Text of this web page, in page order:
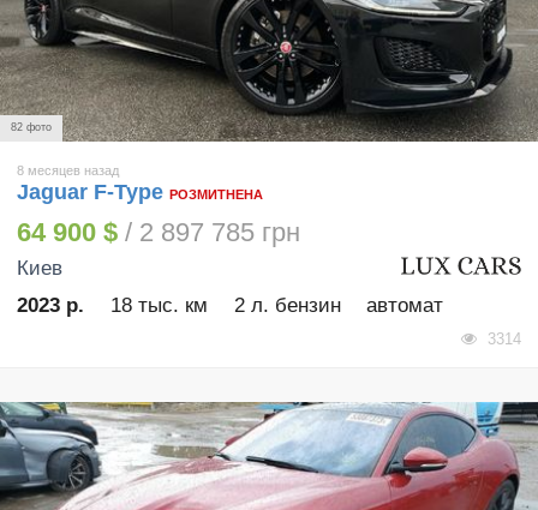
82 фото
8 месяцев назад
Jaguar F-Type РОЗМИТНЕНА
64 900 $ / 2 897 785 грн
Киев
2023 р.
18 тыс. км 2 л. бензин автомат
3314